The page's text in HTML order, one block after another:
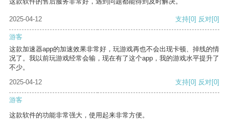
2025-04-12 支持[0] 反对[0]
游客
这款加速器app的加速效果非常好，玩游戏再也不会出现卡顿、掉线的情
况了。我以前玩游戏经常会输，现在有了这个app，我的游戏水平提升了
不少。
2025-04-12
支持[0] 反对[0]
游客
这款软件的功能非常强大，使用起来非常方便。